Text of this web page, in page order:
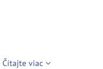
Čítajte viac